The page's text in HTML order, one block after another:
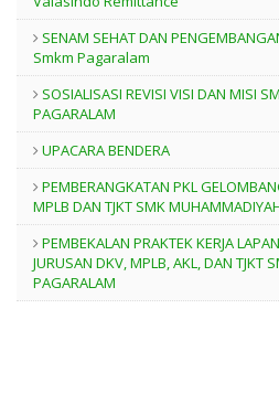
SENAM SEHAT DAN
Smkm Pagaralam
SOSIALISASI REVISI VISI DAN MISI
PAGARALAM
UPACARA BENDERA
PEMBERANGKATAN PKL
MPLB DAN TJKT SMK
PEMBEKALAN PRAKTEK KERJA
JURUSAN DKV, MPLB, AKL, DAN TJKT
PAGARALAM